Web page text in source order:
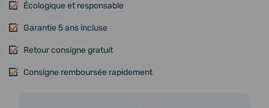
Écologique et responsable
Garantie 5 ans incluse
Retour consigne gratuit
Consigne remboursée rapidement